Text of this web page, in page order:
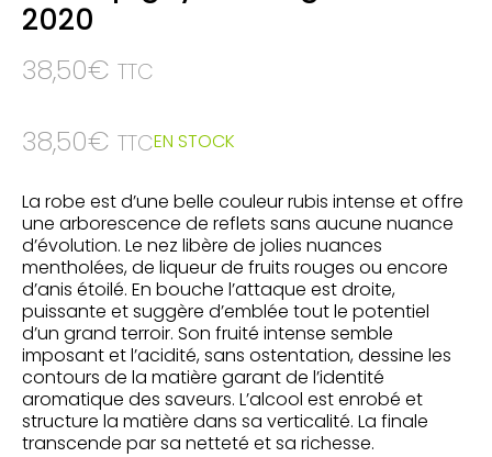
2020
38,50€ TTC
38,50€ TTCEN STOCK
La robe est d’une belle couleur rubis intense et offre
une arborescence de reflets sans aucune nuance
d’évolution. Le nez libère de jolies nuances
mentholées, de liqueur de fruits rouges ou encore
d’anis étoilé. En bouche l’attaque est droite,
puissante et suggère d’emblée tout le potentiel
d’un grand terroir. Son fruité intense semble
imposant et l’acidité, sans ostentation, dessine les
contours de la matière garant de l’identité
aromatique des saveurs. L’alcool est enrobé et
structure la matière dans sa verticalité. La finale
transcende par sa netteté et sa richesse.